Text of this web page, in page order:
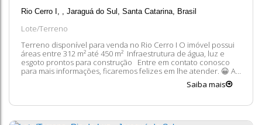
Lote/Terreno
Rio Cerro I
Jaraguá do Sul Santa Catarina Brasil
Terreno disponível para venda no Rio Cerro I O imóvel possui
áreas entre 312 m² até 450 m² Infraestrutura de água, luz e
esgoto prontos para construção Entre em contato conosco
para mais informações, ficaremos felizes em lhe atender. 😀 A
disponibilidade e valores dos imóveis estão sujeitos a alteração
Saiba mais